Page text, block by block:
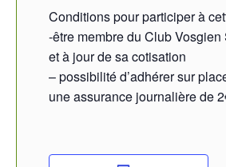
Conditions pour participer à
-être membre du Club Vosgien
et à jour de sa cotisation
– possibilité d’adhérer sur
une assurance journalière de